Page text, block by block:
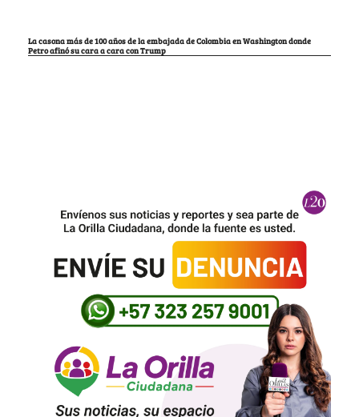
La casona más de 100 años de la embajada de Colombia en Washington donde
Petro afinó su cara a cara con Trump